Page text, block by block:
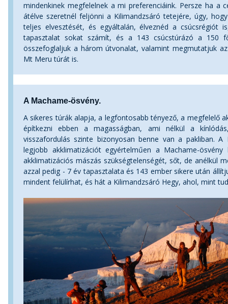
mindenkinek megfelelnek a mi preferenciáink. Persze ha a
átélve szeretnél feljönni a Kilimandzsáró tetejére, úgy,
teljes elvesztését, és egyáltalán, élveznéd a csúcsrégiót
tapasztalat sokat számít, és a 143 csúcstúrázó a 150
összefoglaljuk a három útvonalat, valamint megmutatjuk
Mt Meru túrát is.
A Machame-ösvény.
A sikeres túrák alapja, a legfontosabb tényező, a megfelelő
építkezni ebben a magasságban, ami nélkül a
visszafordulás szinte bizonyosan benne van a pakliban.
legjobb akklimatizációt egyértelműen a Machame-
akklimatizációs mászás szükségtelenségét, sőt, de anélkül
azzal pedig - 7 év tapasztalata és 143 ember sikere után
mindent felülírhat, és hát a Kilimandzsáró Hegy, ahol, mint